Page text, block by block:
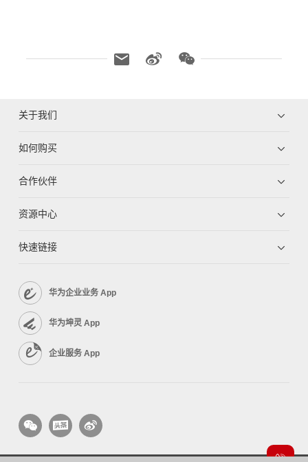
关于我们
如何购买
合作伙伴
资源中心
快速链接
华为企业业务 App
华为坤灵 App
企业服务 App